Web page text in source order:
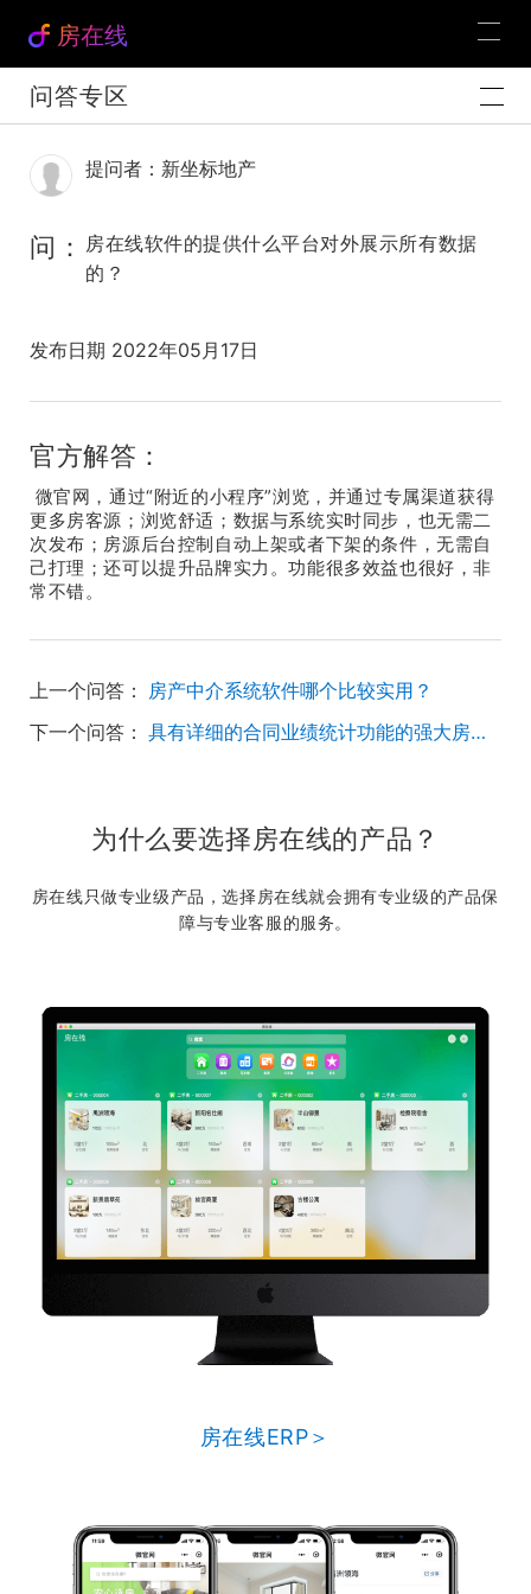
房在线
问答专区
提问者：新坐标地产
问：
房在线软件的提供什么平台对外展示所有数据
的？
发布日期 2022年05月17日
官方解答：
微官网，通过“附近的小程序”浏览，并通过专属渠道获得
更多房客源；浏览舒适；数据与系统实时同步，也无需二
次发布；房源后台控制自动上架或者下架的条件，无需自
己打理；还可以提升品牌实力。功能很多效益也很好，非
常不错。
上一个问答： 房产中介系统软件哪个比较实用？
下一个问答：
具有详细的合同业绩统计功能的强大房产管理系统有哪些？
为什么要选择房在线的产品？
房在线只做专业级产品，选择房在线就会拥有专业级的产品保
障与专业客服的服务。
房在线ERP＞